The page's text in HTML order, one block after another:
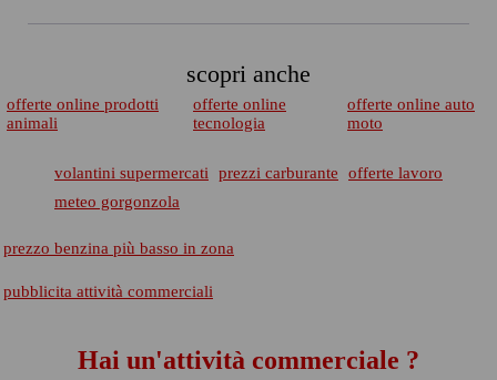
scopri anche
offerte online prodotti
animali
offerte online
tecnologia
offerte online auto
moto
volantini supermercati prezzi carburante
offerte lavoro
meteo gorgonzola
prezzo benzina più basso in zona
pubblicita attività commerciali
Hai un'attività commerciale ?